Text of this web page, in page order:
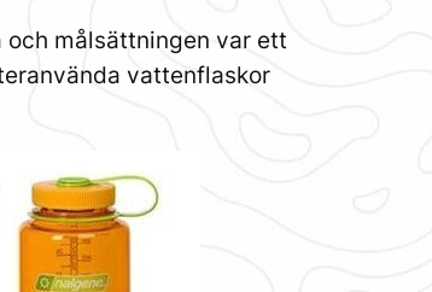
målsättningen var ett
vattenflaskor